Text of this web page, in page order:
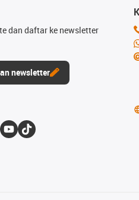
dan daftar ke newsletter
newsletter